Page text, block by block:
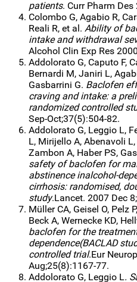
patients. Curr Pharm
Colombo G, Agabio R,
Reali R, et al. Ability of
intake and withdrawal
Alcohol Clin Exp Res
Addolorato G, Caputo F,
Bernardi M, Janiri L,
Gasbarrini G. Baclofen
craving and intake: a
randomized controlled
Sep-Oct;37(5):504-82.
Addolorato G, Leggio L,
L, Mirijello A, Abenavoli
Zambon A, Haber PS,
safety of baclofen for
abstinence inalcohol-
cirrhosis: randomised,
study.Lancet. 2007 Dec
Müller CA, Geisel O, Pelz
Beck A, Wernecke KD,
baclofen for the
dependence(BACLAD
controlled trial.Eur
Aug;25(8):1167-77.
Addolorato G, Leggio L.